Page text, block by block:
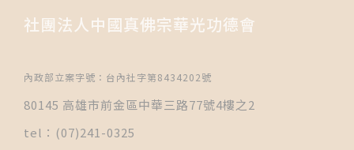
社團法人中國真佛宗華光功德會
內政部立案字號：台內社字第8434202號
80145 高雄市前金區中華三路77號4樓之2
tel：(07)241-0325